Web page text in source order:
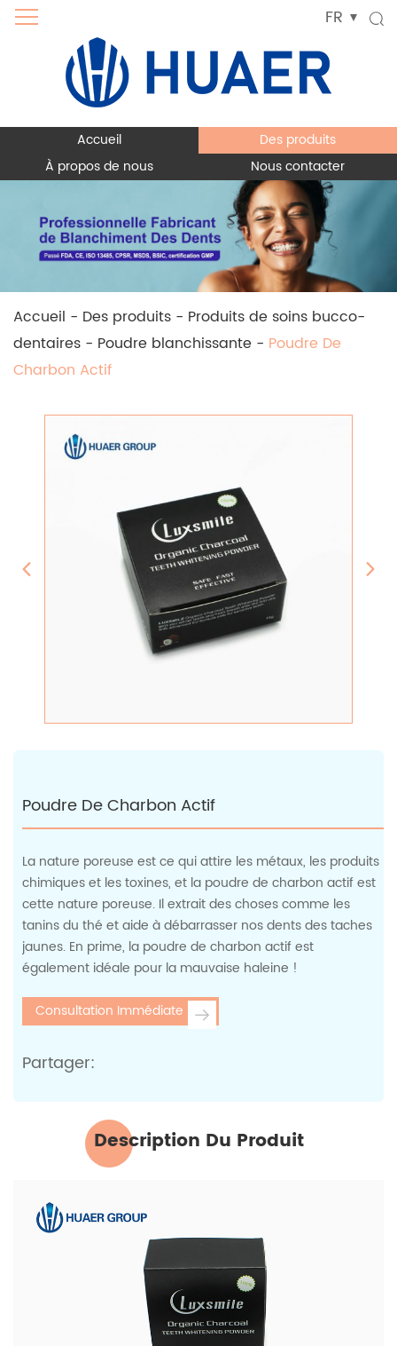
FR
Accueil
Des produits
À propos de nous
Nous contacter
Accueil - Des produits - Produits de soins bucco-
dentaires - Poudre blanchissante - Poudre De
Charbon Actif
Poudre De Charbon Actif
La nature poreuse est ce qui attire les métaux, les produits
chimiques et les toxines, et la poudre de charbon actif est
cette nature poreuse. Il extrait des choses comme les
tanins du thé et aide à débarrasser nos dents des taches
jaunes. En prime, la poudre de charbon actif est
également idéale pour la mauvaise haleine !
Consultation Immédiate
Partager:
Description Du Produit